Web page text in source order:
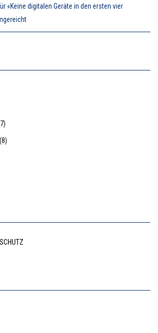
«Keine digitalen Geräte in den ersten vier
(8)